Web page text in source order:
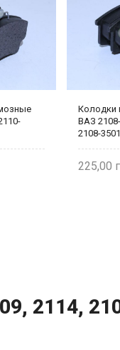
Колодки
ВАЗ
2108-
225,00
2114,